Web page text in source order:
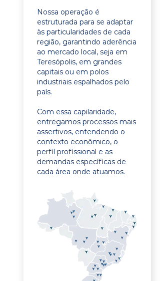
Nossa operação é
estruturada para se adaptar
às particularidades de cada
região, garantindo aderência
ao mercado local, seja em
Teresópolis, em grandes
capitais ou em polos
industriais espalhados pelo
país.
Com essa capilaridade,
entregamos processos mais
assertivos, entendendo o
contexto econômico, o
perfil profissional e as
demandas específicas de
cada área onde atuamos.